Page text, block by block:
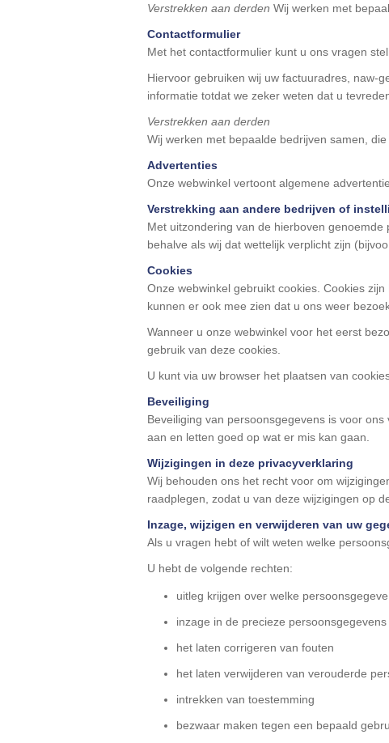
Verstrekken aan derden Wij werken met
Contactformulier
Met het contactformulier kunt u ons vragen
Hiervoor gebruiken wij uw factuuradres, naw-
informatie totdat we zeker weten dat u
Verstrekken aan derden
Wij werken met bepaalde bedrijven samen,
Advertenties
Onze webwinkel vertoont algemene
Verstrekking aan andere bedrijven of
Met uitzondering van de hierboven
behalve als wij dat wettelijk verplicht zijn
Cookies
Onze webwinkel gebruikt cookies. Cookies
kunnen er ook mee zien dat u ons weer
Wanneer u onze webwinkel voor het eerst
gebruik van deze cookies.
U kunt via uw browser het plaatsen van
Beveiliging
Beveiliging van persoonsgegevens is voor
aan en letten goed op wat er mis kan gaan.
Wijzigingen in deze privacyverklaring
Wij behouden ons het recht voor om
raadplegen, zodat u van deze wijzigingen op
Inzage, wijzigen en verwijderen van uw
Als u vragen hebt of wilt weten welke
U hebt de volgende rechten:
uitleg krijgen over welke
inzage in de precieze
het laten corrigeren van fouten
het laten verwijderen van verouderde
intrekken van toestemming
bezwaar maken tegen een bepaald